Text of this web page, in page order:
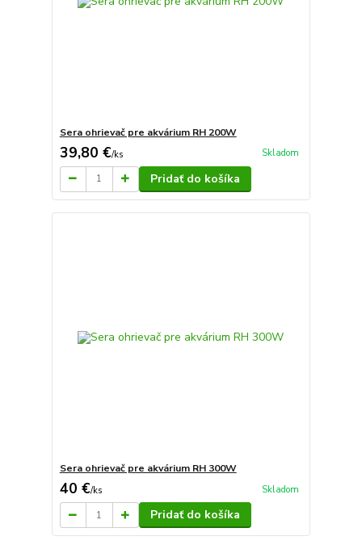
Sera ohrievač pre akvárium RH 200W
39,80 €/ks Skladom
Pridať do košíka
Sera ohrievač pre akvárium RH 300W
40 €/ks Skladom
Pridať do košíka